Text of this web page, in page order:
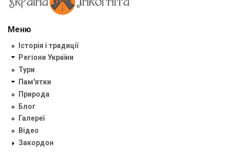
Меню
Історія і традиції
Регіони України
Тури
Пам'ятки
Природа
Блог
Галереї
Відео
Закордон